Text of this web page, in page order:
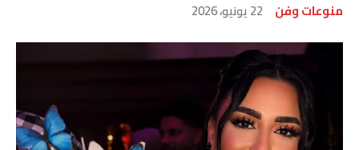
منوعات وفن 22 يونيو، 2026